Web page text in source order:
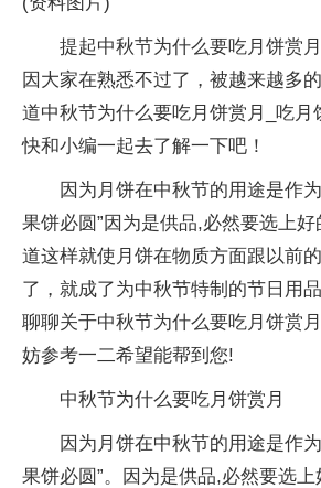
提起中秋节为什么要吃月饼赏
因大家在熟悉不过了，被越来越多
道中秋节为什么要吃月饼赏月_吃月
快和小编一起去了解一下吧！
因为月饼在中秋节的用途是作
果饼必圆”因为是供品,必然要选上
道这样就使月饼在物质方面跟以前
了，就成了为中秋节特制的节日用
聊聊关于中秋节为什么要吃月饼赏
妨参考一二希望能帮到您!
中秋节为什么要吃月饼赏月
因为月饼在中秋节的用途是作
果饼必圆”。因为是供品,必然要选